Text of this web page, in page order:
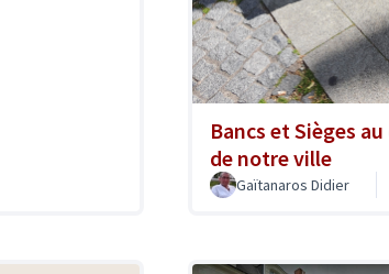
Bancs et Sièges
de notre ville
Gaïtanaros Didier